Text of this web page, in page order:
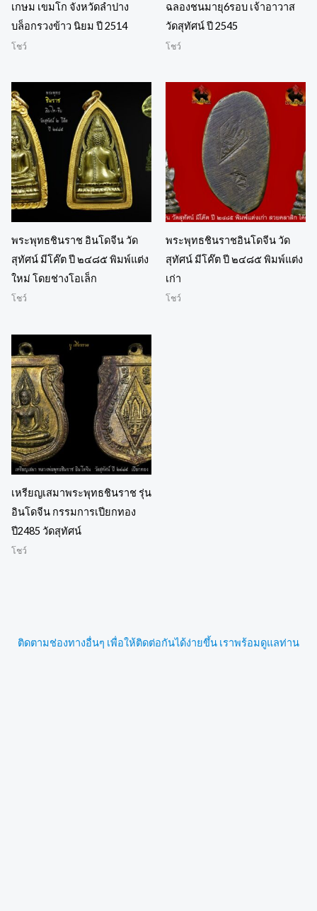
เกษม เขมโก จังหวัดลำปาง
บล็อกรวงข้าว นิยม ปี 2514
โชว์
ฉลองชนมายุ6รอบ เจ้าอาวาส
วัดสุทัศน์ ปี 2545
โชว์
พระพุทธชินราช อินโดจีน วัด
สุทัศน์ มีโค๊ต ปี ๒๔๘๕ พิมพ์แต่ง
ใหม่ โดยช่างโอเล็ก
โชว์
พระพุทธชินราชอินโดจีน วัด
สุทัศน์ มีโค๊ต ปี ๒๔๘๕ พิมพ์แต่ง
เก่า
โชว์
เหรียญเสมาพระพุทธชินราช รุ่น
อินโดจีน กรรมการเปียกทอง
ปี2485 วัดสุทัศน์
โชว์
ติดตามช่องทางอื่นๆ เพื่อให้ติดต่อกันได้ง่ายขึ้น เราพร้อมดูแลท่าน